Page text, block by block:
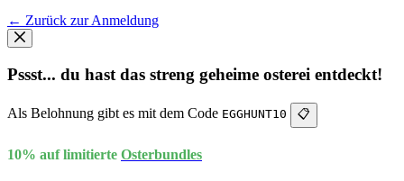
← Zurück zur Anmeldung
Pssst... du hast das streng geheime osterei entdeckt!
Als Belohnung gibt es mit dem Code EGGHUNT10 📋
10% auf limitierte Osterbundles